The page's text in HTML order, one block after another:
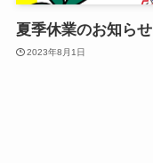
夏季休業のお知らせ
2023年8月1日